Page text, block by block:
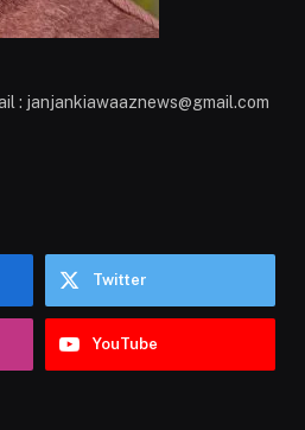
: janjankiawaaznews@gmail.com
Twitter
YouTube